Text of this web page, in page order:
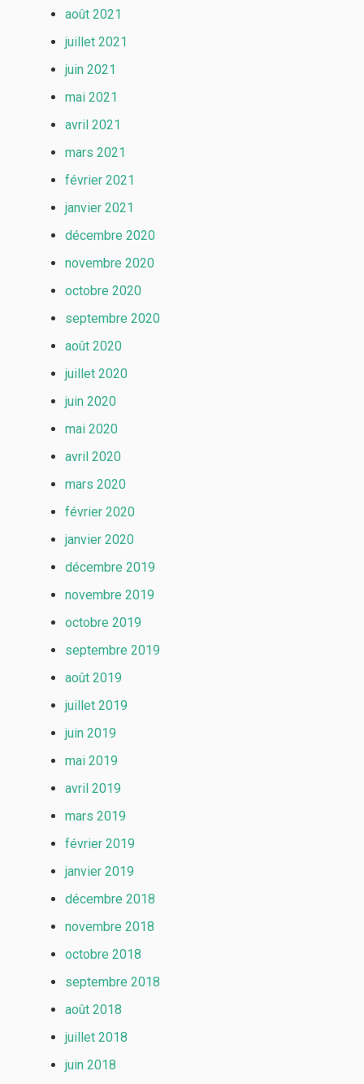
août 2021
juillet 2021
juin 2021
mai 2021
avril 2021
mars 2021
février 2021
janvier 2021
décembre 2020
novembre 2020
octobre 2020
septembre 2020
août 2020
juillet 2020
juin 2020
mai 2020
avril 2020
mars 2020
février 2020
janvier 2020
décembre 2019
novembre 2019
octobre 2019
septembre 2019
août 2019
juillet 2019
juin 2019
mai 2019
avril 2019
mars 2019
février 2019
janvier 2019
décembre 2018
novembre 2018
octobre 2018
septembre 2018
août 2018
juillet 2018
juin 2018